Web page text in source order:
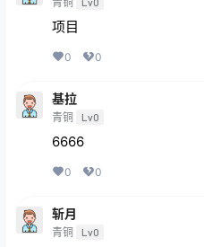
项目
0 0
基拉
青铜 Lv0
6666
0 0
斩月
青铜 Lv0